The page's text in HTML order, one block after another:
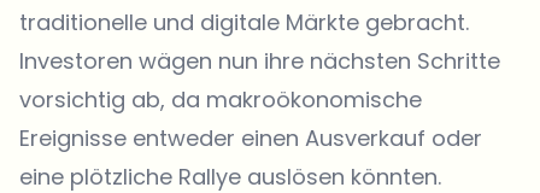
traditionelle und digitale Märkte gebracht.
Investoren wägen nun ihre nächsten Schritte
vorsichtig ab, da makroökonomische
Ereignisse entweder einen Ausverkauf oder
eine plötzliche Rallye auslösen könnten.